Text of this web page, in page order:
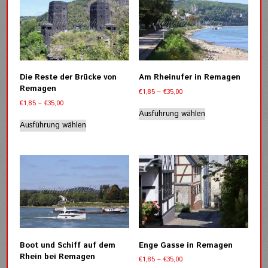
auf.
Die
Optionen
können
auf
Produktseite
auf.
Die
Optionen
können
auf
Produktseite
Die Reste der Brücke von
Remagen
€1,85 –€35,00Preisspanne:
bis
€35,00
Ausführung wählen
Dieses
Produkt
mehrere
Varianten
Die
Optionen
können
auf
Produktseite
gewählt
Am Rheinufer in Remagen
€1,85 – €35,00Preisspanne:
bis
€35,00
Ausführung wählen
Dieses
Produkt
Varianten
auf.
Die
Optionen
können
auf
der
gewählt
Boot und Schiff auf dem
Rhein bei Remagen
Enge Gasse in Remagen
€1,85 – €35,00Preisspanne: